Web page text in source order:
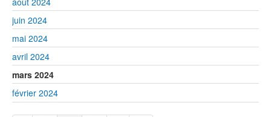
juin 2024
mai 2024
avril 2024
mars 2024
février 2024